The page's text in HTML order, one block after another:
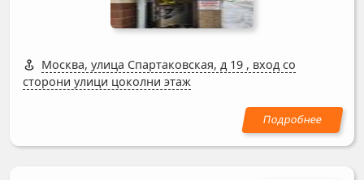
Москва, улица Спартаковская, д 19 , вход со
сторони улици цоколни этаж